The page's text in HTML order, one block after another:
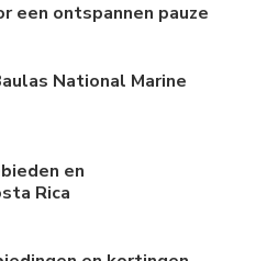
een ontspannen pauze
National Marine
en
Rica